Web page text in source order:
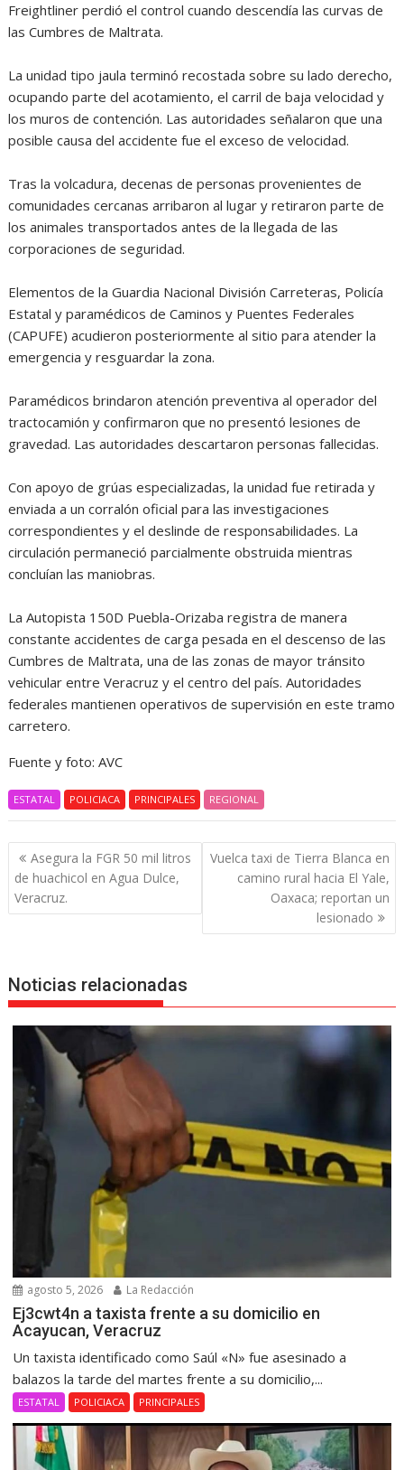
Freightliner perdió el control cuando descendía las curvas de
las Cumbres de Maltrata.
La unidad tipo jaula terminó recostada sobre su lado derecho,
ocupando parte del acotamiento, el carril de baja velocidad y
los muros de contención. Las autoridades señalaron que una
posible causa del accidente fue el exceso de velocidad.
Tras la volcadura, decenas de personas provenientes de
comunidades cercanas arribaron al lugar y retiraron parte de
los animales transportados antes de la llegada de las
corporaciones de seguridad.
Elementos de la Guardia Nacional División Carreteras, Policía
Estatal y paramédicos de Caminos y Puentes Federales
(CAPUFE) acudieron posteriormente al sitio para atender la
emergencia y resguardar la zona.
Paramédicos brindaron atención preventiva al operador del
tractocamión y confirmaron que no presentó lesiones de
gravedad. Las autoridades descartaron personas fallecidas.
Con apoyo de grúas especializadas, la unidad fue retirada y
enviada a un corralón oficial para las investigaciones
correspondientes y el deslinde de responsabilidades. La
circulación permaneció parcialmente obstruida mientras
concluían las maniobras.
La Autopista 150D Puebla-Orizaba registra de manera
constante accidentes de carga pesada en el descenso de las
Cumbres de Maltrata, una de las zonas de mayor tránsito
vehicular entre Veracruz y el centro del país. Autoridades
federales mantienen operativos de supervisión en este tramo
carretero.
Fuente y foto: AVC
ESTATAL POLICIACA PRINCIPALES REGIONAL
Navegación
de
entradas
Asegura la FGR 50 mil litros
de huachicol en Agua Dulce,
Veracruz.
Vuelca taxi de Tierra Blanca en
camino rural hacia El Yale,
Oaxaca; reportan un
lesionado
Noticias relacionadas
agosto 5, 2026 La Redacción
Ej3cwt4n a taxista frente a su domicilio en
Acayucan, Veracruz
Un taxista identificado como Saúl «N» fue asesinado a
balazos la tarde del martes frente a su domicilio,...
ESTATAL POLICIACA PRINCIPALES